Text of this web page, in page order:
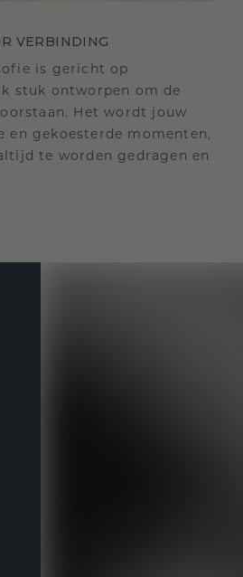
VERBINDING
is gericht op
stuk ontworpen om de
Het wordt jouw
en gekoesterde momenten,
te worden gedragen en